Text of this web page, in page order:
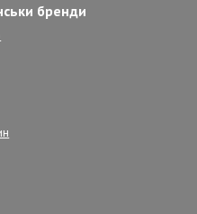
бренди